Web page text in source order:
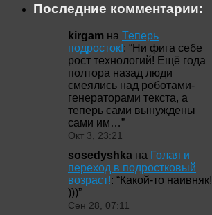
Последние комментарии:
kirgam на Теперь
подросток!: “Ни фига себе
рост технологий! Ещё года
полтора назад люди
смеялись над роботами-
генераторами текста, а
теперь сами вынуждены
сами им…”
Окт 3, 23:21
sosedyshka на Голая и
переход в подростковый
возраст!: “Какой-то наивняк!
)))”
Сен 28, 07:11